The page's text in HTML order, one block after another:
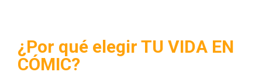
¿Por qué elegir TU VIDA EN
CÓMIC?